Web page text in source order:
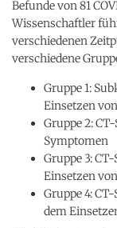
Befunde von 81
Wissenschaftler
verschiedenen
verschiedene
Gruppe 1:
Einsetzen
Gruppe 2:
Symptomen
Gruppe 3:
Einsetzen
Gruppe 4:
dem